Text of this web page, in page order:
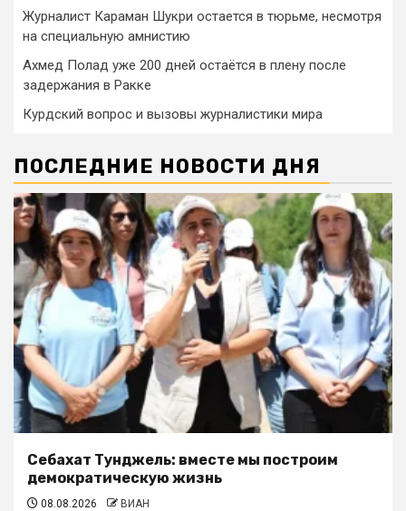
Журналист Караман Шукри остается в тюрьме, несмотря
на специальную амнистию
Ахмед Полад уже 200 дней остаётся в плену после
задержания в Ракке
Курдский вопрос и вызовы журналистики мира
ПОСЛЕДНИЕ НОВОСТИ ДНЯ
Себахат Тунджель: вместе мы построим
демократическую жизнь
08.08.2026 ВИАН